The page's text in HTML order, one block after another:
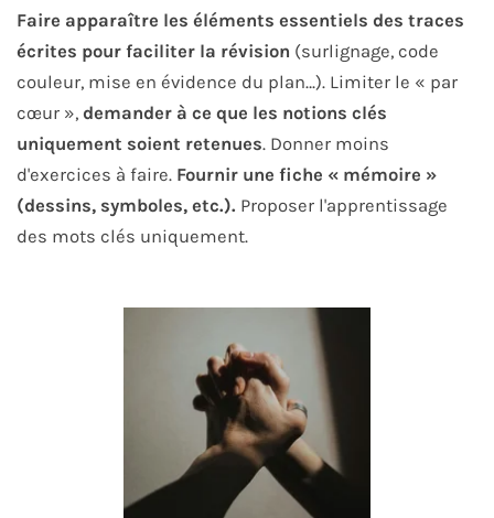
Faire apparaître les éléments essentiels des traces
écrites pour faciliter la révision (surlignage, code
couleur, mise en évidence du plan…). Limiter le « par
cœur », demander à ce que les notions clés
uniquement soient retenues. Donner moins
d'exercices à faire. Fournir une fiche « mémoire »
(dessins, symboles, etc.). Proposer l'apprentissage
des mots clés uniquement.